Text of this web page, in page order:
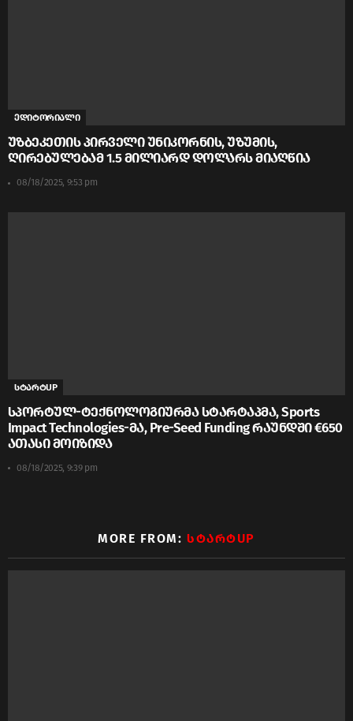
ედიტორიალი
უზბეკეთის პირველი უნიკორნის, უზუმის,
ღირებულებამ 1.5 მილიარდ დოლარს მიაღწია
08/18/2025, 9:53 pm
სტარტUP
სპორტულ-ტექნოლოგიურმა სტარტაპმა, Sports
Impact Technologies-მა, Pre-Seed Funding რაუნდში €650
ათასი მოიზიდა
08/18/2025, 9:39 pm
MORE FROM:ᲡᲢᲐᲠᲢUP